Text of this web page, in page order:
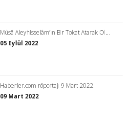
Mûsâ Aleyhisselâm’ın Bir Tokat Atarak Öl...
05 Eylül 2022
Haberler.com röportajı 9 Mart 2022
09 Mart 2022